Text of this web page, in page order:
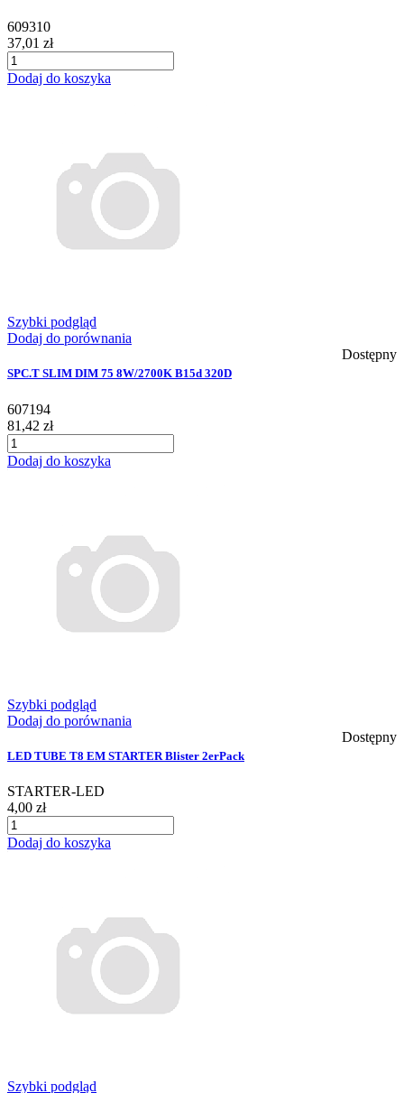
609310
37,01 zł
Dodaj do koszyka
Szybki podgląd
Dodaj do porównania
Dostępny
SPC.T SLIM DIM 75 8W/2700K B15d 320D
607194
81,42 zł
Dodaj do koszyka
Szybki podgląd
Dodaj do porównania
Dostępny
LED TUBE T8 EM STARTER Blister 2erPack
STARTER-LED
4,00 zł
Dodaj do koszyka
Szybki podgląd